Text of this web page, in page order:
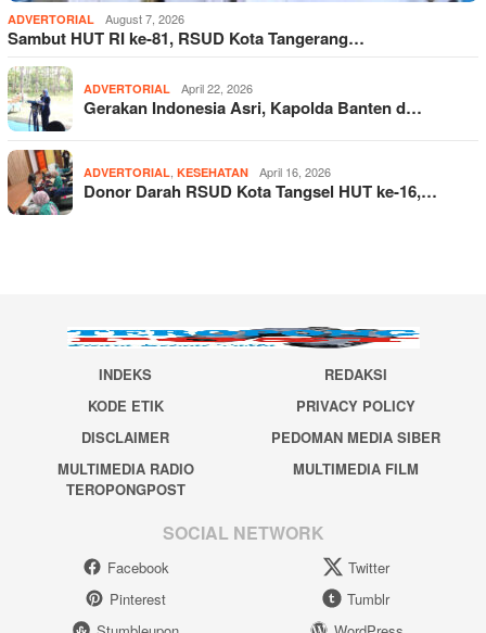
ADVERTORIAL August 7, 2026
Sambut HUT RI ke-81, RSUD Kota Tangerang…
ADVERTORIAL April 22, 2026
Gerakan Indonesia Asri, Kapolda Banten d…
ADVERTORIAL, KESEHATAN April 16, 2026
Donor Darah RSUD Kota Tangsel HUT ke-16,…
INDEKS
REDAKSI
KODE ETIK
PRIVACY POLICY
DISCLAIMER
PEDOMAN MEDIA SIBER
MULTIMEDIA RADIO
TEROPONGPOST
MULTIMEDIA FILM
SOCIAL NETWORK
Facebook
Twitter
Pinterest
Tumblr